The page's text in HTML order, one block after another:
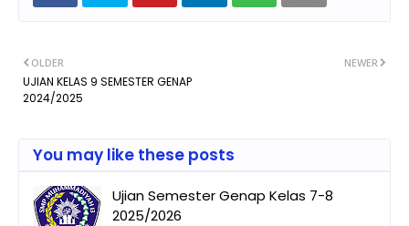
NEWER
OLDER
UJIAN KELAS 9 SEMESTER GENAP
2024/2025
You may like these posts
Ujian Semester Genap Kelas 7-8
2025/2026